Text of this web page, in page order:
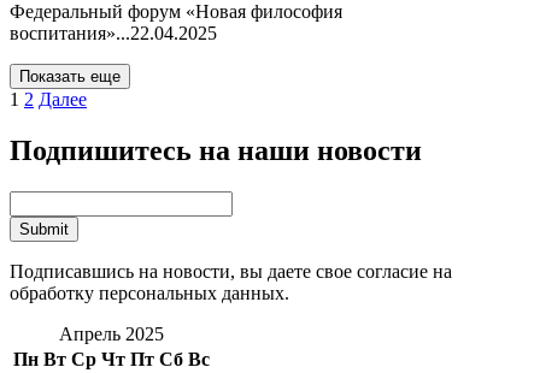
Федеральный форум «Новая философия
воспитания»...22.04.2025
Показать еще
1 2 Далее
Подпишитесь на наши новости
Подписавшись на новости, вы даете свое согласие на
обработку персональных данных.
Апрель 2025
Пн Вт Ср Чт Пт Сб Вс